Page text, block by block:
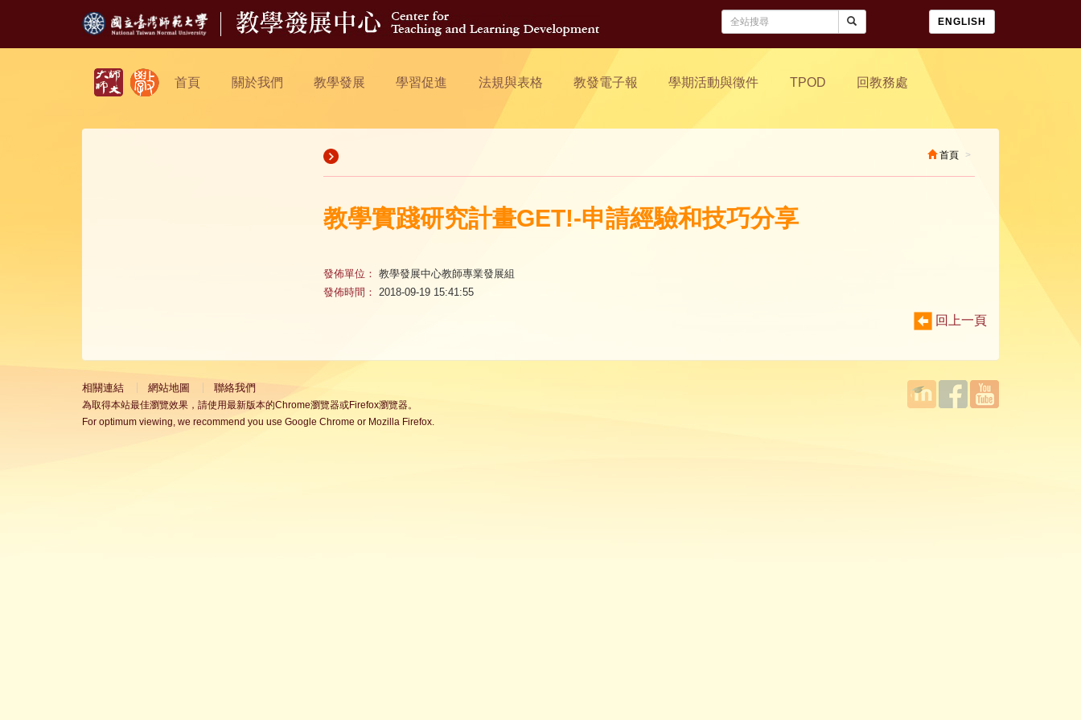
ENGLISH
首頁 關於我們 教學發展 學習促進 法規與表格 教發電子報 學期活動與徵件 TPOD 回教務處
首頁
教學實踐研究計畫GET!-申請經驗和技巧分享
發佈單位： 教學發展中心教師專業發展組
發佈時間： 2018-09-19 15:41:55
回上一頁
相關連結 網站地圖 聯絡我們
為取得本站最佳瀏覽效果，請使用最新版本的Chrome瀏覽器或Firefox瀏覽器。
For optimum viewing, we recommend you use Google Chrome or Mozilla Firefox.